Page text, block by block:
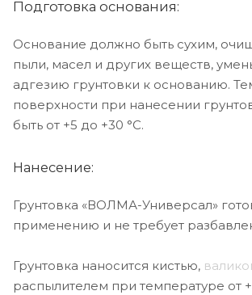
Подготовка основания:
Основание должно быть сухим,
пыли, масел и других веществ,
адгезию грунтовки к основанию.
поверхности при нанесении
быть от +5 до +30 °С.
Нанесение:
Грунтовка «ВОЛМА-Универсал»
применению и не требует
Грунтовка наносится кистью,
распылителем при температуре от